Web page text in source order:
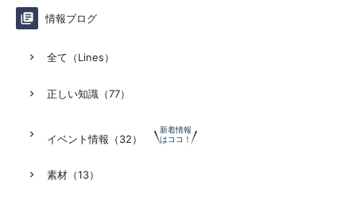
 情報ブログ
全て（Lines）
正しい知識（77）
イベント情報（32）
新着情報
はココ！
素材（13）